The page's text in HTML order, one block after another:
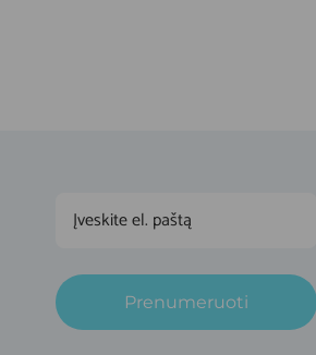
Prenumeruoti